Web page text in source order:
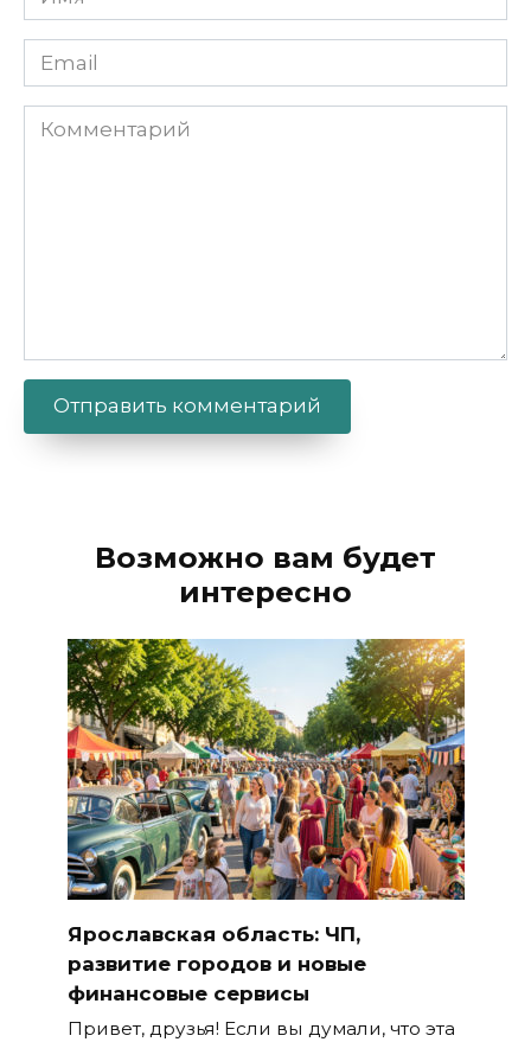
Email
Комментарий
Возможно вам будет
интересно
Ярославская область: ЧП,
развитие городов и новые
финансовые сервисы
Привет, друзья! Если вы думали, что эта